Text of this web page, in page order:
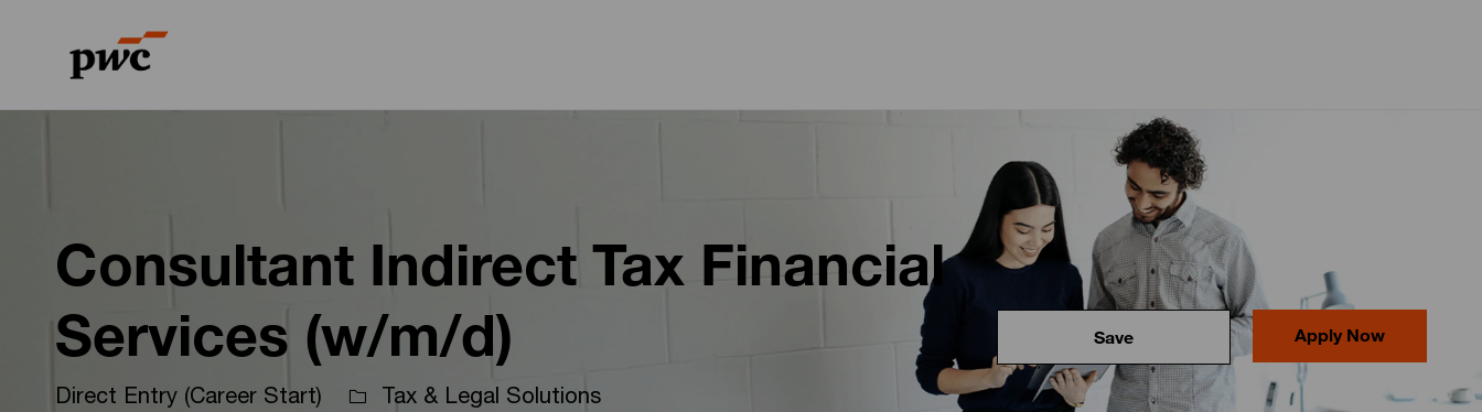
Consultant Indirect Tax Financial
Services (w/m/d)
Direct Entry (Career Start)
Tax & Legal Solutions
Save Apply Now